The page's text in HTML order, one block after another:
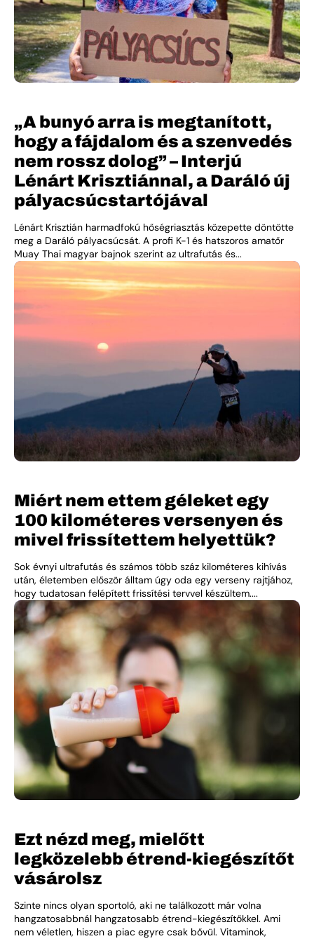
„A bunyó arra is megtanított,
hogy a fájdalom és a szenvedés
nem rossz dolog” – Interjú
Lénárt Krisztiánnal, a Daráló új
pályacsúcstartójával
Lénárt Krisztián harmadfokú hőségriasztás közepette döntötte
meg a Daráló pályacsúcsát. A profi K-1 és hatszoros amatőr
Muay Thai magyar bajnok szerint az ultrafutás és...
Miért nem ettem géleket egy
100 kilométeres versenyen és
mivel frissítettem helyettük?
Sok évnyi ultrafutás és számos több száz kilométeres kihívás
után, életemben először álltam úgy oda egy verseny rajtjához,
hogy tudatosan felépített frissítési tervvel készültem....
Ezt nézd meg, mielőtt
legközelebb étrend-kiegészítőt
vásárolsz
Szinte nincs olyan sportoló, aki ne találkozott már volna
hangzatosabbnál hangzatosabb étrend-kiegészítőkkel. Ami
nem véletlen, hiszen a piac egyre csak bővül. Vitaminok,